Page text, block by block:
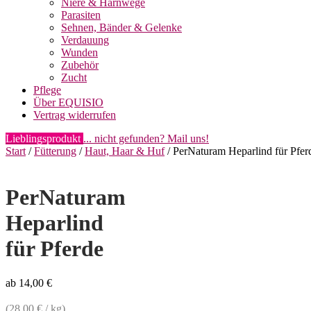
Parasiten
Sehnen, Bänder & Gelenke
Verdauung
Wunden
Zubehör
Zucht
Pflege
Über EQUISIO
Vertrag widerrufen
Lieblingsprodukt ... nicht gefunden? Mail uns!
Start /Fütterung /Haut, Haar & Huf/ PerNaturam Heparlind für
PerNaturam
Heparlind
für Pferde
ab 14,00 €
(28,00 € /kg)